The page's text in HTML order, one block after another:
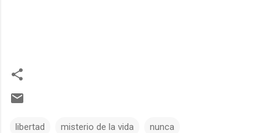
libertad misterio de la vida nunca